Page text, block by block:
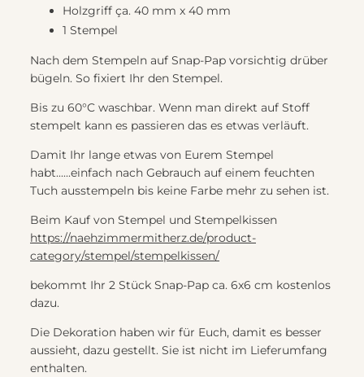
Holzgriff ça. 40 mm x 40 mm
1 Stempel
Nach dem Stempeln auf Snap-Pap vorsichtig drüber
bügeln. So fixiert Ihr den Stempel.
Bis zu 60°C waschbar. Wenn man direkt auf Stoff
stempelt kann es passieren das es etwas verläuft.
Damit Ihr lange etwas von Eurem Stempel
habt......einfach nach Gebrauch auf einem feuchten
Tuch ausstempeln bis keine Farbe mehr zu sehen ist.
Beim Kauf von Stempel und Stempelkissen
https://naehzimmermitherz.de/product-
category/stempel/stempelkissen/
bekommt Ihr 2 Stück Snap-Pap ca. 6x6 cm kostenlos
dazu.
Die Dekoration haben wir für Euch, damit es besser
aussieht, dazu gestellt. Sie ist nicht im Lieferumfang
enthalten.